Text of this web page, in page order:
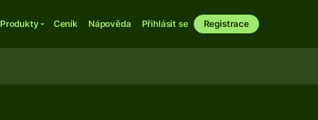
Produkty Ceník Nápověda Přihlásit se Registrace